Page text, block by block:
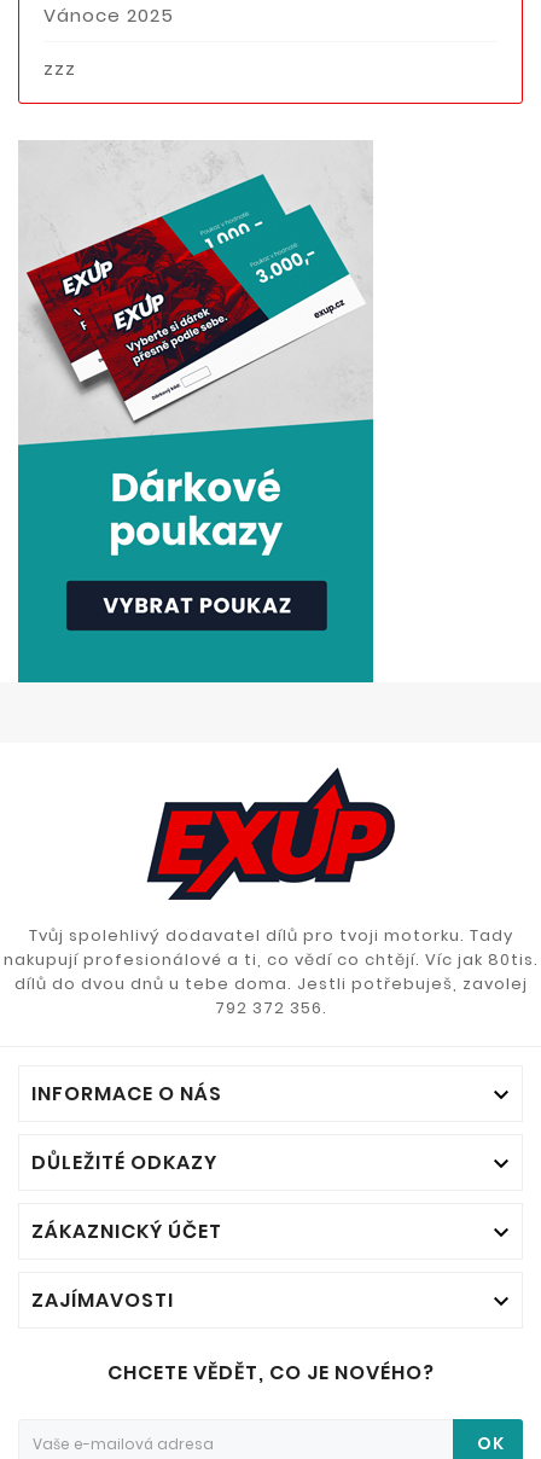
Vánoce 2025
zzz
Tvůj spolehlivý dodavatel dílů pro tvoji motorku. Tady
nakupují profesionálové a ti, co vědí co chtějí. Víc jak 80tis.
dílů do dvou dnů u tebe doma. Jestli potřebuješ, zavolej
792 372 356.
INFORMACE O NÁS 
DŮLEŽITÉ ODKAZY 
ZÁKAZNICKÝ ÚČET 
ZAJÍMAVOSTI 
CHCETE VĚDĚT, CO JE NOVÉHO?
OK